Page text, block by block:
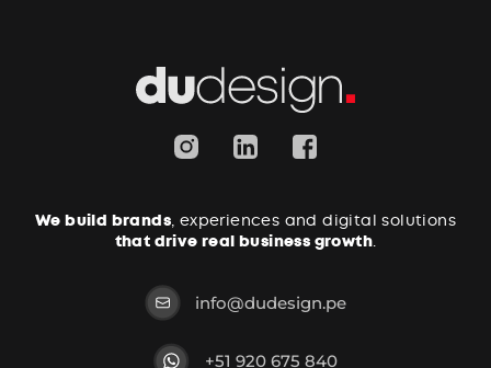
We build brands, experiences and digital solutions
that drive real business growth.
info@dudesign.pe
+51 920 675 840